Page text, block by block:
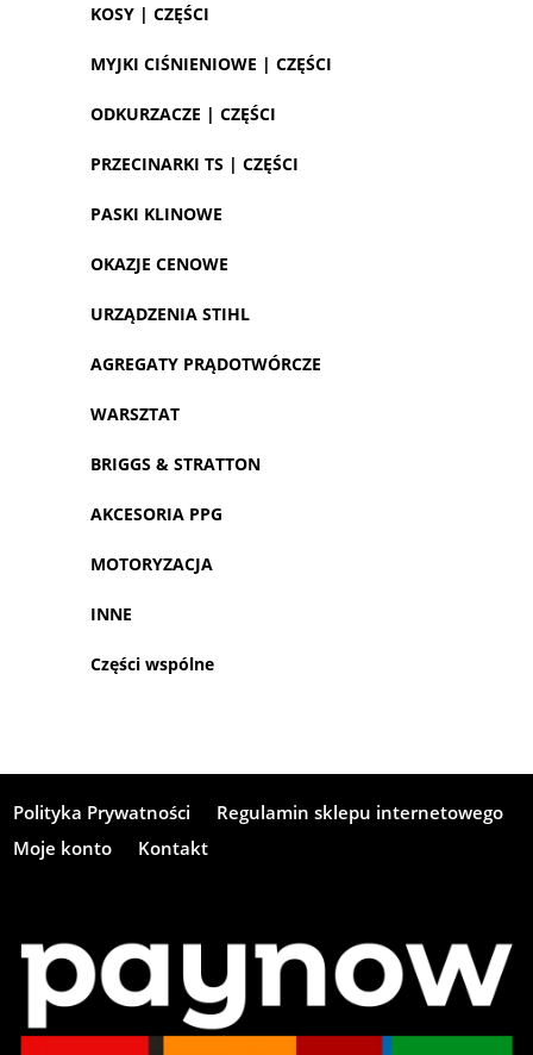
KOSY | CZĘŚCI
MYJKI CIŚNIENIOWE | CZĘŚCI
ODKURZACZE | CZĘŚCI
PRZECINARKI TS | CZĘŚCI
PASKI KLINOWE
OKAZJE CENOWE
URZĄDZENIA STIHL
AGREGATY PRĄDOTWÓRCZE
WARSZTAT
BRIGGS & STRATTON
AKCESORIA PPG
MOTORYZACJA
INNE
Części wspólne
Polityka Prywatności
Regulamin sklepu internetowego
Moje konto
Kontakt